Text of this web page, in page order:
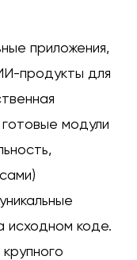
приложения,
продукты для
модули
исходном коде.